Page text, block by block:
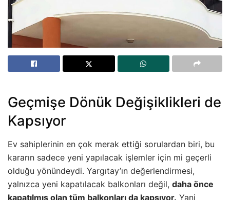
Geçmişe Dönük Değişiklikleri de
Kapsıyor
Ev sahiplerinin en çok merak ettiği sorulardan biri, bu
kararın sadece yeni yapılacak işlemler için mi geçerli
olduğu yönündeydi. Yargıtay’ın değerlendirmesi,
yalnızca yeni kapatılacak balkonları değil, daha önce
kapatılmış olan tüm balkonları da kapsıyor. Yani